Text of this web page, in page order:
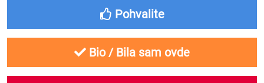
Pohvalite
Bio / Bila sam ovde